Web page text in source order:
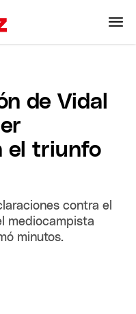
de Vidal
el triunfo
contra el
mediocampista
minutos.